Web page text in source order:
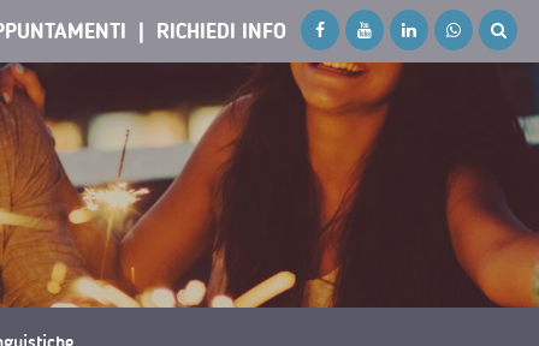
RICHIEDI INFO